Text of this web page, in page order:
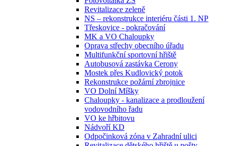
Revitalizace zeleně
NS – rekonstrukce interiéru části 1. NP
Třeskovice - pokračování
MK a VO Chaloupky
Oprava střechy obecního úřadu
Multifunkční sportovní hřiště
Autobusová zastávka Cerony
Mostek přes Kudlovický potok
Rekonstrukce požární zbrojnice
VO Dolní Míšky
Chaloupky - kanalizace a prodloužení
vodovodního řadu
VO ke hřbitovu
Nádvoří KD
Odpočinková zóna v Zahradní ulici